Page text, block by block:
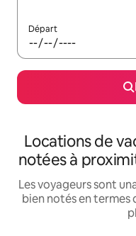
Départ
Locations de
notées à
Les voyageurs sont
bien notés en